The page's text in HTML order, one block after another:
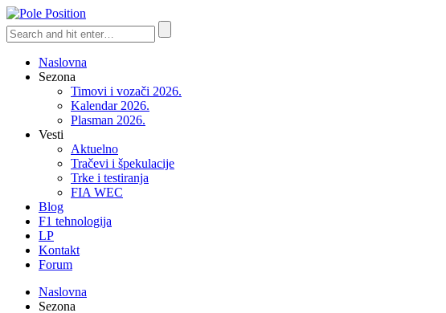
Naslovna
Sezona
Timovi i vozači 2026.
Kalendar 2026.
Plasman 2026.
Vesti
Aktuelno
Tračevi i špekulacije
Trke i testiranja
FIA WEC
Blog
F1 tehnologija
LP
Kontakt
Forum
Naslovna
Sezona